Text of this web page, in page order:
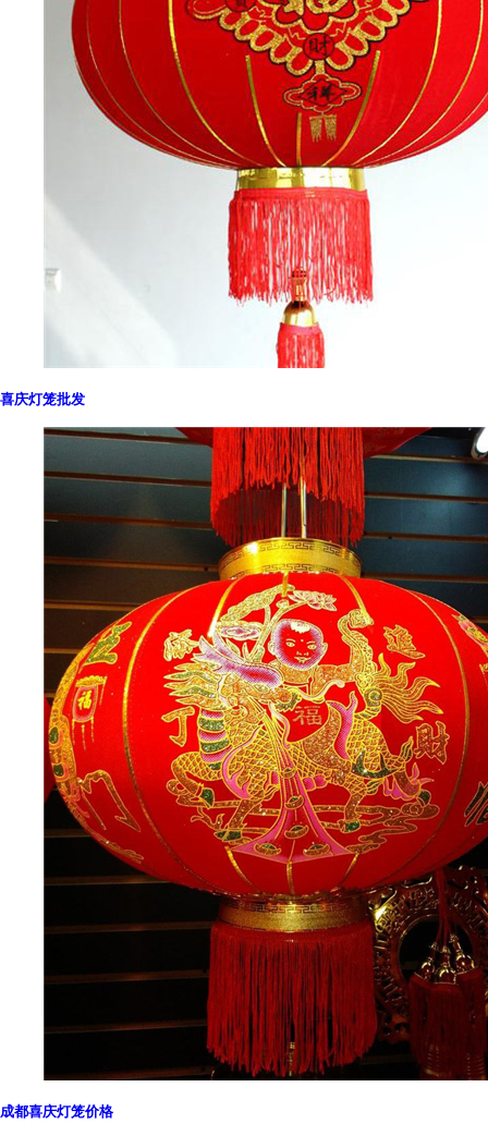
喜庆灯笼批发
成都喜庆灯笼价格